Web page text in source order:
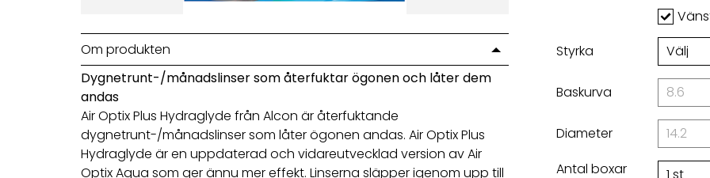
Styrka
Baskurva
Diameter
Antal boxar
Om produkten
Dygnetrunt-/månadslinser som återfuktar ögonen och låter dem
andas
Air Optix Plus Hydraglyde från Alcon är återfuktande
dygnetrunt-/månadslinser som låter ögonen andas. Air Optix Plus
Hydraglyde är en uppdaterad och vidareutvecklad version av Air
Optix Aqua som ger ännu mer effekt. Linserna släpper igenom upp till